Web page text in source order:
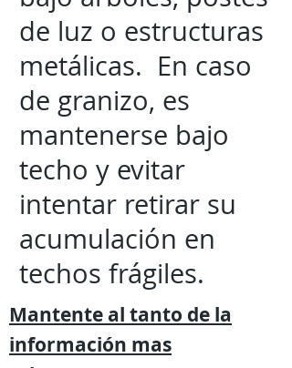
de luz o estructuras
metálicas. En caso
de granizo, es
mantenerse bajo
techo y evitar
intentar retirar su
acumulación en
techos frágiles.
Mantente al tanto de la
información mas